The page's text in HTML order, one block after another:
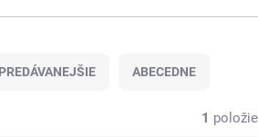
ABECEDNE
1